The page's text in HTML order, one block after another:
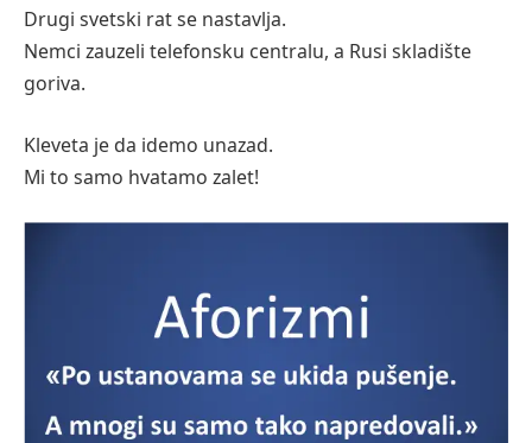
Drugi svetski rat se nastavlja.
Nemci zauzeli telefonsku centralu, a Rusi skladište
goriva.
Kleveta je da idemo unazad.
Mi to samo hvatamo zalet!